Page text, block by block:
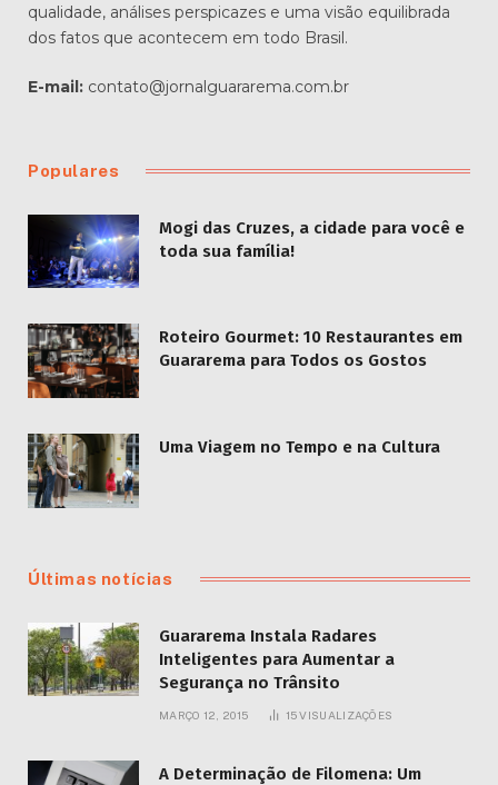
qualidade, análises perspicazes e uma visão equilibrada
dos fatos que acontecem em todo Brasil.
E-mail: contato@jornalguararema.com.br
Populares
Mogi das Cruzes, a cidade para você e
toda sua família!
Roteiro Gourmet: 10 Restaurantes em
Guararema para Todos os Gostos
Uma Viagem no Tempo e na Cultura
Últimas notícias
Guararema Instala Radares
Inteligentes para Aumentar a
Segurança no Trânsito
MARÇO 12, 2015 15VISUALIZAÇÕES
A Determinação de Filomena: Um